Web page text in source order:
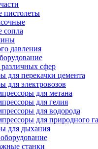
пистолеты
сопла
давления
сфер
для перекачки цемента
для электровозов
для метана
для гелия
для водорода
для природного
для дыхания
станки